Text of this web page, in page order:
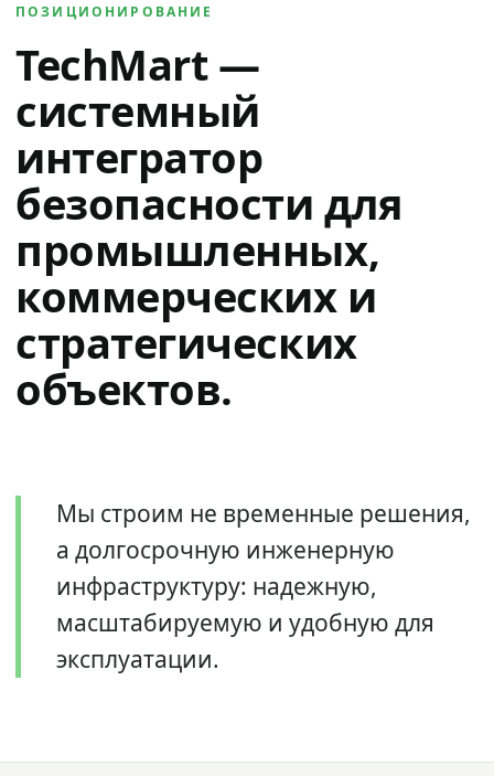
ПОЗИЦИОНИРОВАНИЕ
TechMart —
системный
интегратор
безопасности для
промышленных,
коммерческих и
стратегических
объектов.
Мы строим не временные решения,
а долгосрочную инженерную
инфраструктуру: надежную,
масштабируемую и удобную для
эксплуатации.